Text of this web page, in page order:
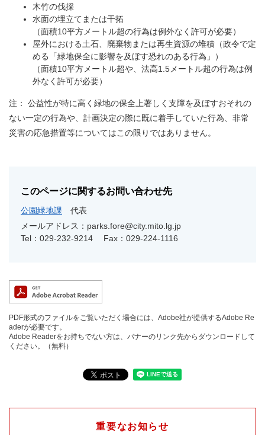
​木竹の伐採
​水面の埋立てまたは干拓
​（面積10平方メートル超の行為は例外なく許可が必要）
屋外における土石、廃棄物または再生資源の堆積（政令で定
める「緑地保全に影響を及ぼす恐れのある行為」）
（面積10平方メートル超や、法高1.5メートル超の行為は例
外なく許可が必要）
注： 公益性が特に高く緑地の保全上著しく支障を及ぼすおそれの
ない一定の行為や、計画決定の際に既に着手していた行為、非常
災害の応急措置等についてはこの限りではありません。​
このページに関するお問い合わせ先
公園緑地課
代表
メールアドレス：parks.fore@city.mito.lg.jp
Tel：029-232-9214
Fax：029-224-1116
PDF形式のファイルをご覧いただく場合には、Adobe社が提供するAdobe Re
aderが必要です。
Adobe Readerをお持ちでない方は、バナーのリンク先からダウンロードして
ください。（無料）
重要なお知らせ